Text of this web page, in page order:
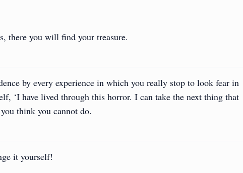
there you will find your treasure.
by every experience in which you really stop to look fear in
‘I have lived through this horror. I can take the next thing that
think you cannot do.
it yourself!